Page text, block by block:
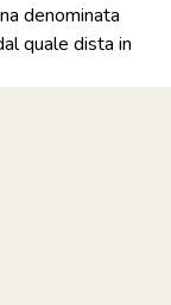
denominata
quale dista in